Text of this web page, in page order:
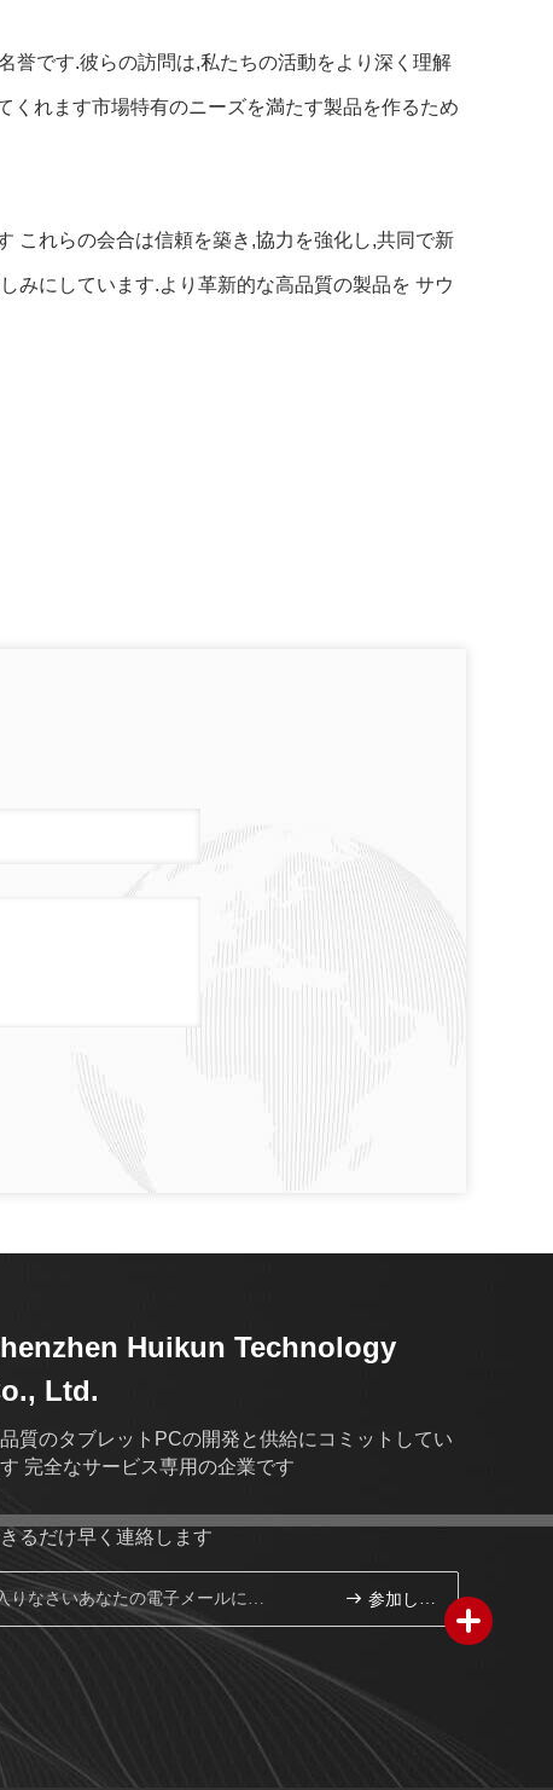
誉です.彼らの訪問は,私たちの活動をより深く理解
くれます市場特有のニーズを満たす製品を作るため
これらの会合は信頼を築き,協力を強化し,共同で新
みにしています.より革新的な高品質の製品を サウ
Huikun Technology
Ltd.
質のタブレットPCの開発と供給にコミットしてい
完全なサービス専用の企業です
るだけ早く連絡します
参加しなさい